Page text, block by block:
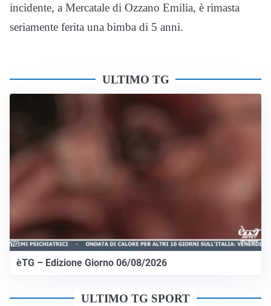
incidente, a Mercatale di Ozzano Emilia, è rimasta
seriamente ferita una bimba di 5 anni.
ULTIMO TG
èTG – Edizione Giorno 06/08/2026
ULTIMO TG SPORT